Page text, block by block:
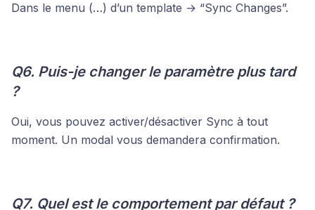
Dans le menu (…) d’un template → “Sync Changes”.
Q6. Puis-je changer le paramètre plus tard
?
Oui, vous pouvez activer/désactiver Sync à tout
moment. Un modal vous demandera confirmation.
Q7. Quel est le comportement par défaut ?